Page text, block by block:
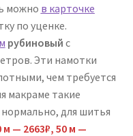
можно в карточке
по уценке.
рубиновый с
Эти намотки
чем требуется
макраме такие
для шитья
м — 2663₽, 50 м —